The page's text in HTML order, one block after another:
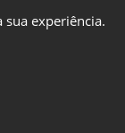
experiência.